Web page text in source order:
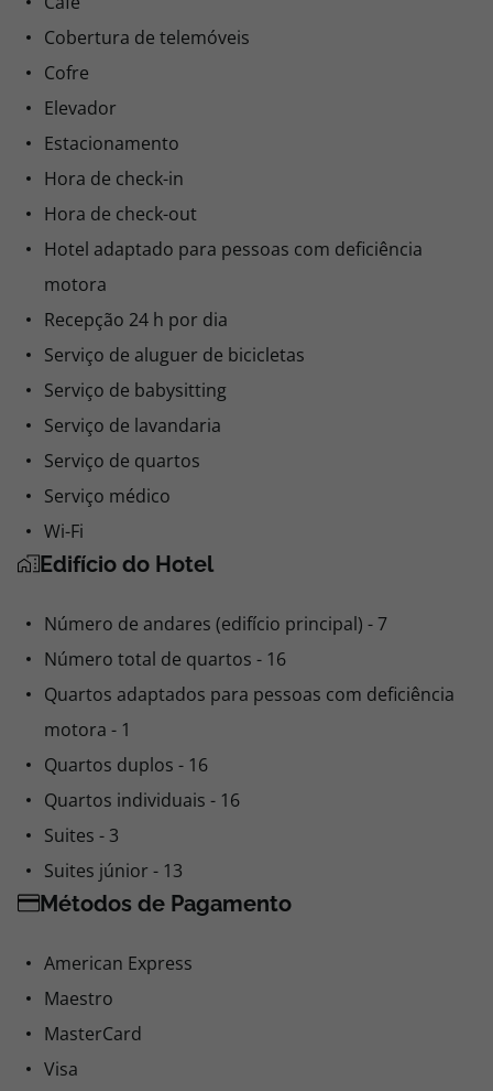
Cobertura de telemóveis
Cofre
Elevador
Estacionamento
Hora de check-in
Hora de check-out
Hotel adaptado para pessoas com deficiência
motora
Recepção 24 h por dia
Serviço de aluguer de bicicletas
Serviço de babysitting
Serviço de lavandaria
Serviço de quartos
Serviço médico
Wi-Fi
Edifício do Hotel
Número de andares (edifício principal) - 7
Número total de quartos - 16
Quartos adaptados para pessoas com deficiência
motora - 1
Quartos duplos - 16
Quartos individuais - 16
Suites - 3
Suites júnior - 13
Métodos de Pagamento
American Express
Maestro
MasterCard
Visa